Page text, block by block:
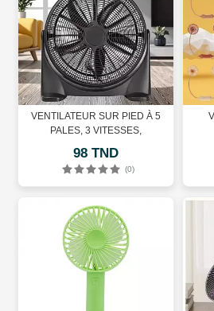
VENTILATEUR SUR PIED À 5
PALES, 3 VITESSES,
98 TND
(0)